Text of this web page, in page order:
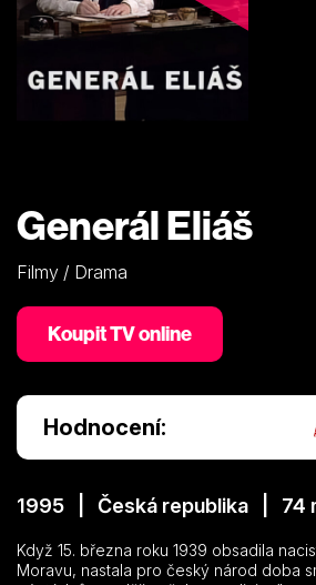
Generál Eliáš
Filmy / Drama
Koupit TV online
Hodnocení:
1995 | Česká republika | 74
Když 15. března roku 1939 obsadila
Moravu, nastala pro český národ doba